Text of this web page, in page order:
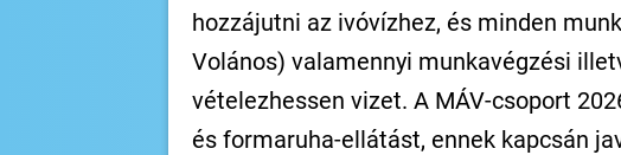
hozzájutni az ivóvízhez, és minden
Volános) valamennyi munkavégzési
vételezhessen vizet. A MÁV-csoport
és formaruha-ellátást, ennek kapcsán